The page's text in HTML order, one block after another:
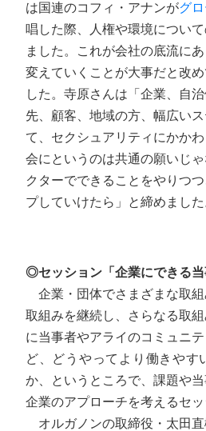
は国連のコフィ・アナンがグ
唱した際、人権や環境につい
ました。これが会社の底流に
変えていくことが大事だと改
した。寺原さんは「企業、自
先、顧客、地域の方、幅広い
て、セクシュアリティにかか
会にというのは共通の願いじ
クターでできることをやりつ
プしていけたら」と締めました
◎セッション「企業にできる当
企業・団体でさまざまな取組
取組みを継続し、さらなる取
に当事者やアライのコミュニ
ど、どうやってより働きやす
か、というところで、課題や当
企業のアプローチを考えるセッ
オルガノンの取締役・太田